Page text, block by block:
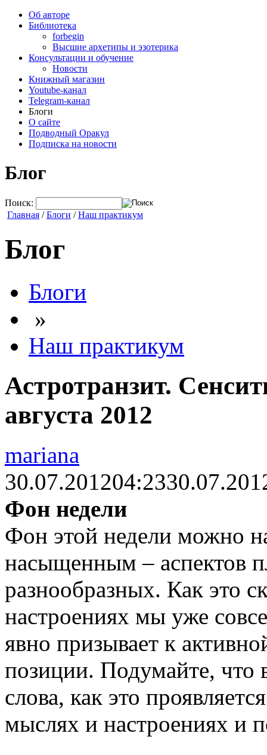
Об авторе
Библиотека
forbegin
Высшие архетипы и эзотерика
Консультации и обучение
Новости
Книжный магазин
Youtube-канал
Telegram-канал
Блоги
О сайте
Подводный Оракул
Подписка на новости
Блог
Поиск:
Главная /Блоги /Наш практикум
Блог
Блоги
»
Наш практикум
Астротранзит.
августа 2012
mariana
30.07.201204:23
Фон недели
Фон этой недели можно
насыщенным – аспектов
разнообразных. Как это
настроениях мы уже
явно призывает к
позиции. Подумайте, что
слова, как это
мыслях и настроениях и